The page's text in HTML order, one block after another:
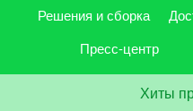
Решения и сборка
Пресс-центр
Хиты